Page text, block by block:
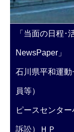
「当面の日程･
NewsPaper」
石川県平和運
員等）
ピースセンタ
訴訟）ＨＰ